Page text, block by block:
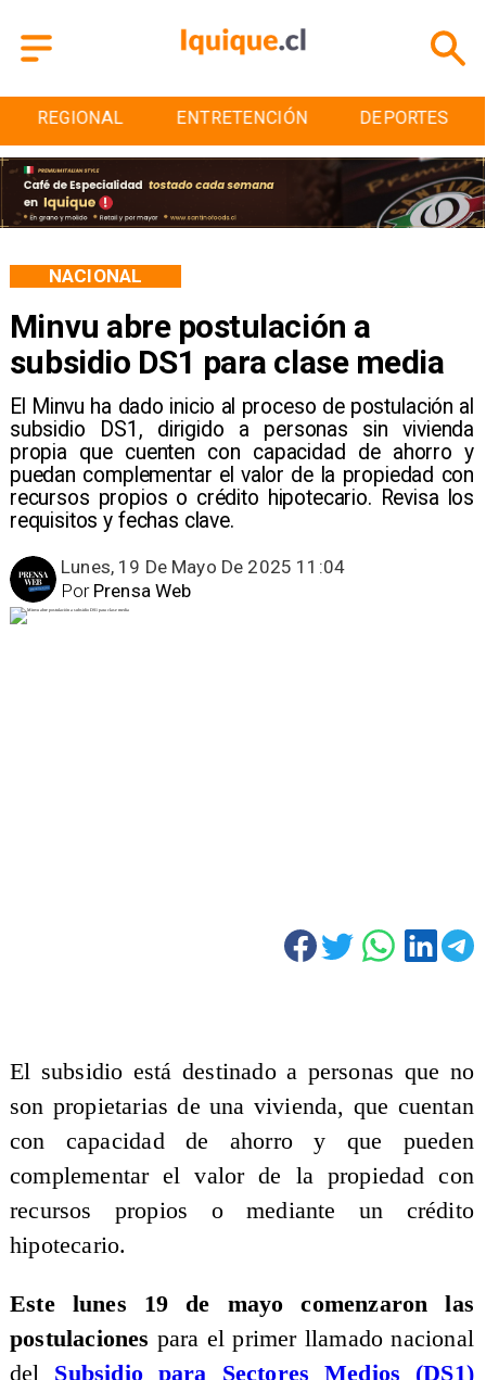
REGIONAL ENTRETENCIÓN DEPORTES
Minvu abre postulación a
subsidio DS1 para clase media
El Minvu ha dado inicio al proceso de postulación al
subsidio DS1, dirigido a personas sin vivienda
propia que cuenten con capacidad de ahorro y
puedan complementar el valor de la propiedad con
recursos propios o crédito hipotecario. Revisa los
requisitos y fechas clave.
NACIONAL
Lunes, 19 De Mayo De 2025 11:04
Prensa Web
Por
El subsidio está destinado a personas que no
son propietarias de una vivienda, que cuentan
con capacidad de ahorro y que pueden
complementar el valor de la propiedad con
recursos propios o mediante un crédito
hipotecario.
Este lunes 19 de mayo comenzaron las
postulaciones para el primer llamado nacional
del Subsidio para Sectores Medios (DS1)